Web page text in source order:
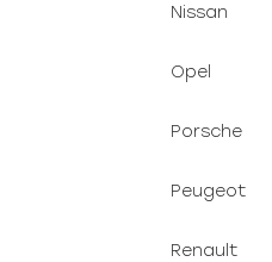
Nissan
Opel
Porsche
Peugeot
Renault